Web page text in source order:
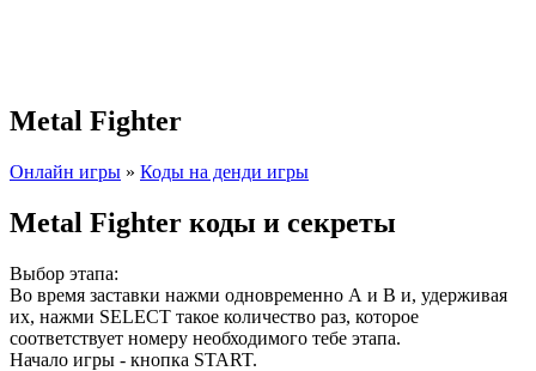
Metal Fighter
Онлайн игры » Коды на денди игры
Metal Fighter коды и секреты
Выбор этапа:
Во время заставки нажми одновременно А и В и, удерживая
их, нажми SELECT такое количество раз, которое
соответствует номеру необходимого тебе этапа.
Начало игры - кнопка START.